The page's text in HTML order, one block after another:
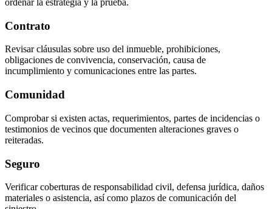
ordenar la estrategia y la prueba.
Contrato
Revisar cláusulas sobre uso del inmueble, prohibiciones,
obligaciones de convivencia, conservación, causa de
incumplimiento y comunicaciones entre las partes.
Comunidad
Comprobar si existen actas, requerimientos, partes de incidencias o
testimonios de vecinos que documenten alteraciones graves o
reiteradas.
Seguro
Verificar coberturas de responsabilidad civil, defensa jurídica, daños
materiales o asistencia, así como plazos de comunicación del